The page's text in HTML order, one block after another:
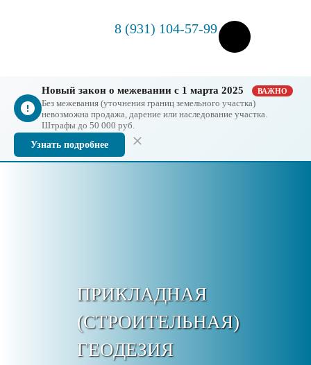
8 (931) 104-57-99
Новый закон о межевании с 1 марта 2025 ВАЖНО
Без межевания (уточнения границ земельного участка)
невозможна продажа, дарение или наследование участка.
Штрафы до 50 000 руб.
Узнать подробнее
ПРИКЛАДНАЯ
(СТРОИТЕЛЬНАЯ)
ГЕОДЕЗИЯ